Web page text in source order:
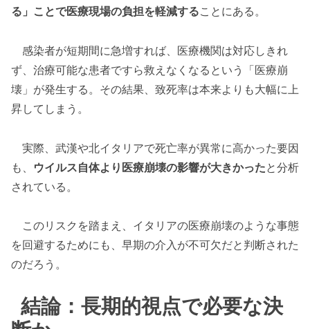
る」ことで医療現場の負担を軽減することにある。
感染者が短期間に急増すれば、医療機関は対応しきれ
ず、治療可能な患者ですら救えなくなるという「医療崩
壊」が発生する。その結果、致死率は本来よりも大幅に上
昇してしまう。
実際、武漢や北イタリアで死亡率が異常に高かった要因
も、 ウイルス自体より医療崩壊の影響が大きかったと分析
されている。
このリスクを踏まえ、イタリアの医療崩壊のような事態
を回避するためにも、早期の介入が不可欠だと判断された
のだろう。
結論：長期的視点で必要な決